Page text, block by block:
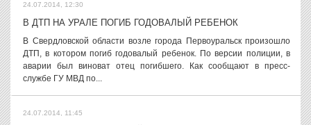
24.07.2014, 12:30
В ДТП НА УРАЛЕ ПОГИБ ГОДОВАЛЫЙ РЕБЕНОК
В Свердловской области возле города Первоуральск произошло
ДТП, в котором погиб годовалый ребенок. По версии полиции, в
аварии был виноват отец погибшего. Как сообщают в пресс-
службе ГУ МВД по...
24.07.2014, 11:45